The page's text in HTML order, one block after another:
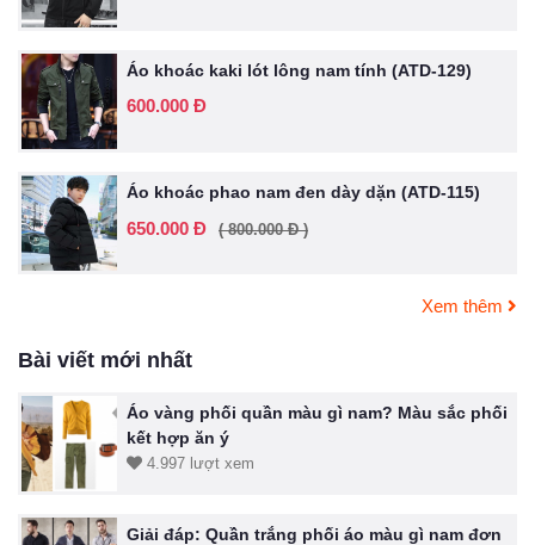
Áo khoác kaki lót lông nam tính (ATD-129)
600.000 Đ
Áo khoác phao nam đen dày dặn (ATD-115)
650.000 Đ ( 800.000 Đ )
Xem thêm
Bài viết mới nhất
Áo vàng phối quần màu gì nam? Màu sắc phối
kết hợp ăn ý
4.997 lượt xem
Giải đáp: Quần trắng phối áo màu gì nam đơn